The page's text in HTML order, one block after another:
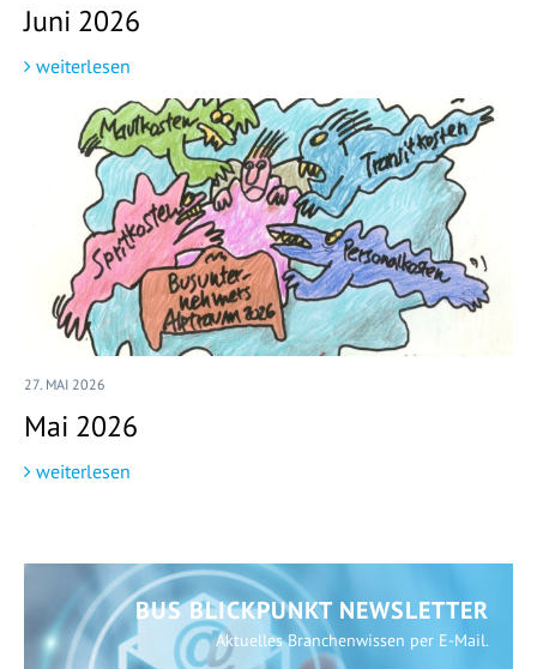
Juni 2026
weiterlesen
27. MAI 2026
Mai 2026
weiterlesen
BUS BLICKPUNKT NEWSLETTER
Aktuelles Branchenwissen per E-Mail.